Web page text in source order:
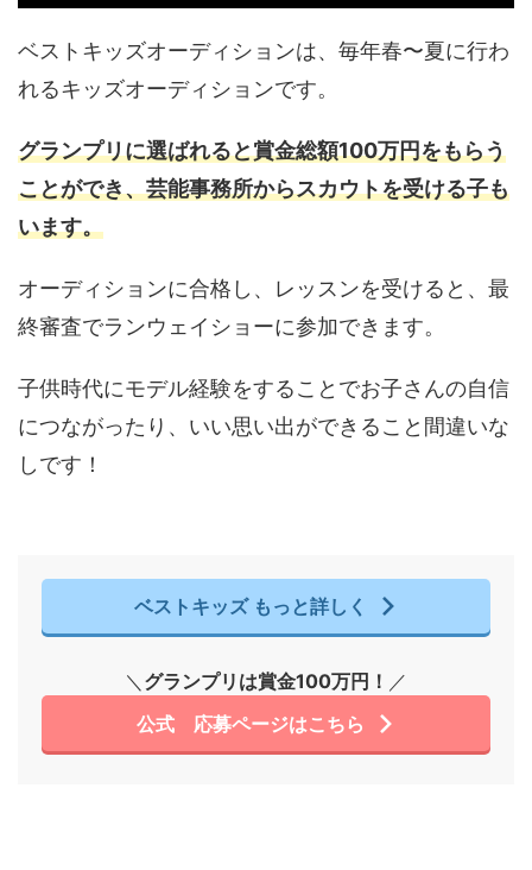
ベストキッズオーディションは、毎年春〜夏に行わ
れるキッズオーディションです。
グランプリに選ばれると賞金総額100万円をもらう
ことができ、芸能事務所からスカウトを受ける子も
います。
オーディションに合格し、レッスンを受けると、最
終審査でランウェイショーに参加できます。
子供時代にモデル経験をすることでお子さんの自信
につながったり、いい思い出ができること間違いな
しです！
ベストキッズ もっと詳しく
＼ グランプリは賞金100万円！ ／
公式 応募ページはこちら